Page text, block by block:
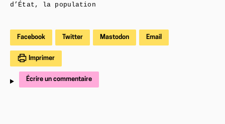
d’État, la population
Facebook Twitter Mastodon Email
Imprimer
Écrire un commentaire